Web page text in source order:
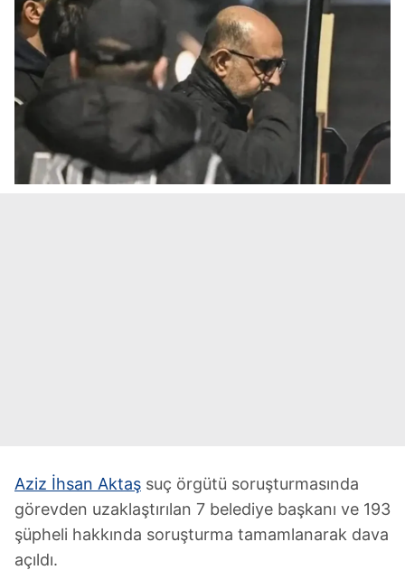
Aziz İhsan Aktaş suç örgütü soruşturmasında
görevden uzaklaştırılan 7 belediye başkanı ve 193
şüpheli hakkında soruşturma tamamlanarak dava
açıldı.